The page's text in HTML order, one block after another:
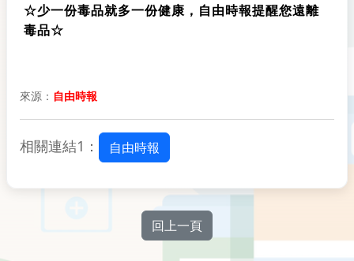
☆少一份毒品就多一份健康，自由時報提醒您遠離
毒品☆
來源： 自由時報
相關連結1： 自由時報
回上一頁